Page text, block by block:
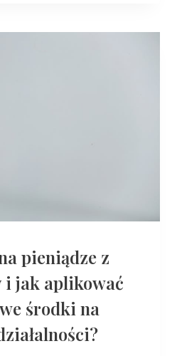
pieniądze z
i jak aplikować
środki na